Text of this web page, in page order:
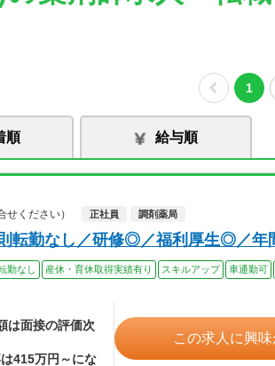
1
順 給与順
ください）
正社員 調剤薬局
転勤なし／研修◎／福利厚生◎／年
勤なし 産休・育休取得実績有り スキルアップ 車通勤可
は面接の評価次
415万円～にな
この求人に興味